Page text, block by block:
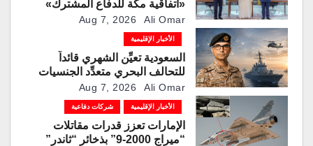
«اتفاقية مكة للدفاع المشترك»
Aug 7, 2026 Ali Omar
الأخبار الإقليمية
السعودية تعيِّن الشهري قائداً
للتحالف البحري متعدِّد الجنسيات
Aug 7, 2026 Ali Omar
الأخبار الإقليمية شركات دفاعية
الإمارات تعزز قدرات مقاتلات
“ميراج 2000-9” بذخائر “ثاندر”